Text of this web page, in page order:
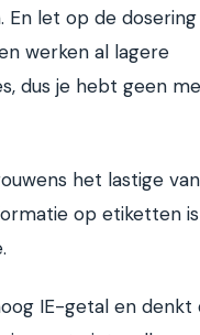
En let op de
werken al lagere
dus je hebt geen
het lastige
op etiketten
IE-getal en denkt